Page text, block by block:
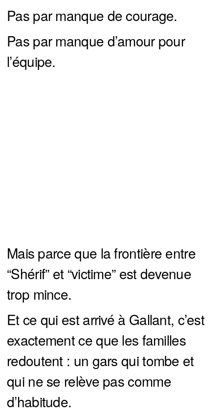
Pas par manque de courage.
Pas par manque d’amour pour
l’équipe.
Mais parce que la frontière entre
“Shérif” et “victime” est devenue
trop mince.
Et ce qui est arrivé à Gallant, c’est
exactement ce que les familles
redoutent : un gars qui tombe et
qui ne se relève pas comme
d’habitude.